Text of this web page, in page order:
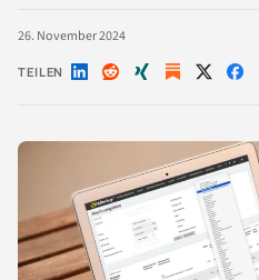
26. November 2024
TEILEN Auf Auf Auf Auf Auf